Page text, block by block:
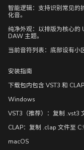
智能逻辑：支持识别常见的
化音。
纯净外观：以排版为核心的
DAW 主题。
当前音符列表：底部设有小
安装指南
下载包内包含 VST3 和
Windows
VST3（推荐）：复制 .vst3
CLAP：复制 .clap 文件至
macOS